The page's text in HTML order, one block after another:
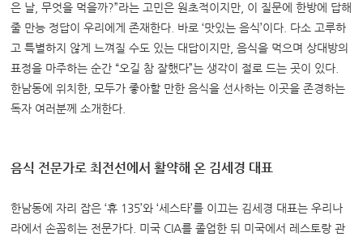
은 날, 무엇을 먹을까?”라는 고민은 원초적이지만, 이 질문에 한방에 답해
줄 만능 정답이 우리에게 존재한다. 바로 ‘맛있는 음식’이다. 다소 고루하
고 특별하지 않게 느껴질 수도 있는 대답이지만, 음식을 먹으며 상대방의
표정을 마주하는 순간 “오길 참 잘했다”는 생각이 절로 드는 곳이 있다.
한남동에 위치한, 모두가 좋아할 만한 음식을 선사하는 이곳을 존경하는
독자 여러분께 소개한다.
음식 전문가로 최전선에서 활약해 온 김세경 대표
한남동에 자리 잡은 ‘휴 135’와 ‘세스타’를 이끄는 김세경 대표는 우리나
라에서 손꼽히는 전문가다. 미국 CIA를 졸업한 뒤 미국에서 레스토랑 관